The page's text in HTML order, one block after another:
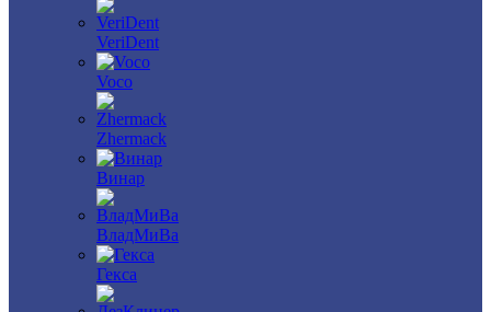
VeriDent
Voco
Zhermack
Винар
ВладМиВа
Гекса